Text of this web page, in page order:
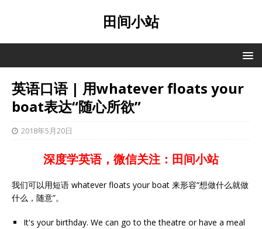
田间小站
英语口语 | 用whatever floats your
boat表达“随心所欲”
2018年5月20日
深度学英语，微信关注：田间小站
我们可以用短语 whatever floats your boat 来形容“想做什么就做
什么，随意”。
It's your birthday. We can go to the theatre or have a meal